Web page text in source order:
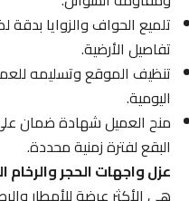
تلميع الحواف والزوايا بدقة
تفاصيل الأرضية.
تنظيف الموقع وتسليمه للعميل
اليومية.
منح العميل شهادة ضمان على
البقع لفترة زمنية محددة.
عزل واجهات الحجر والرخام
هي الأكثر عرضة للأمطار